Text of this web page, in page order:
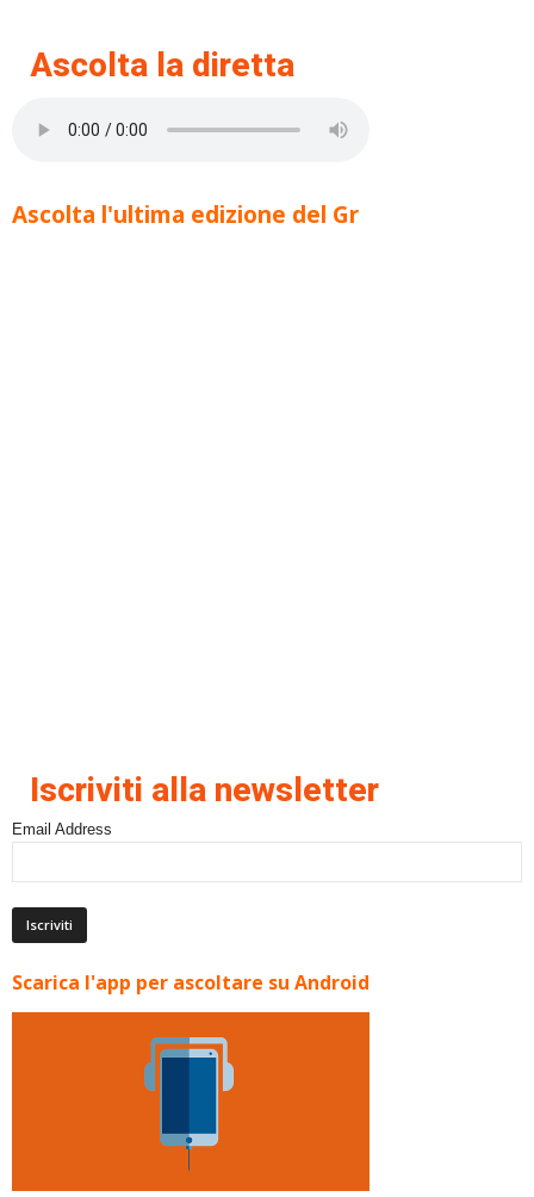
Ascolta la diretta
Ascolta l'ultima edizione del Gr
Iscriviti alla newsletter
Email Address
Scarica l'app per ascoltare su Android